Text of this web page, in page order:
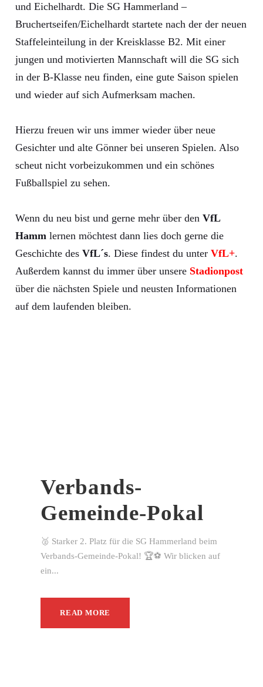
und Eichelhardt. Die SG Hammerland –
Bruchertseifen/Eichelhardt startete nach der der neuen
Staffeleinteilung in der Kreisklasse B2. Mit einer
jungen und motivierten Mannschaft will die SG sich
in der B-Klasse neu finden, eine gute Saison spielen
und wieder auf sich Aufmerksam machen.
Hierzu freuen wir uns immer wieder über neue
Gesichter und alte Gönner bei unseren Spielen. Also
scheut nicht vorbeizukommen und ein schönes
Fußballspiel zu sehen.
Wenn du neu bist und gerne mehr über den VfL
Hamm lernen möchtest dann lies doch gerne die
Geschichte des VfL´s. Diese findest du unter VfL+.
Außerdem kannst du immer über unsere Stadionpost
über die nächsten Spiele und neusten Informationen
auf dem laufenden bleiben.
Verbands-
Gemeinde-Pokal
🥈 Starker 2. Platz für die SG Hammerland beim
Verbands-Gemeinde-Pokal! 🏆⚽ Wir blicken auf
ein...
READ MORE